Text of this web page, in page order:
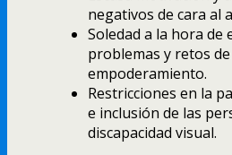
negativos de cara al
Soledad a la hora de
problemas y retos
empoderamiento.
Restricciones en la
e inclusión de las
discapacidad visual.